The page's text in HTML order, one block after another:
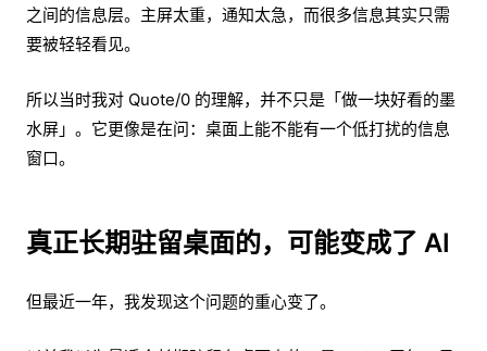
之间的信息层。主屏太重，通知太急，而很多信息其实只需
要被轻轻看见。
所以当时我对 Quote/0 的理解，并不只是「做一块好看的墨
水屏」。它更像是在问：桌面上能不能有一个低打扰的信息
窗口。
真正长期驻留桌面的，可能变成了 AI
但最近一年，我发现这个问题的重心变了。